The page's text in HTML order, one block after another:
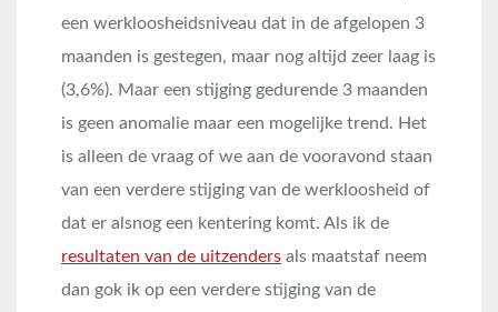
een werkloosheidsniveau dat in de afgelopen 3
maanden is gestegen, maar nog altijd zeer laag is
(3,6%). Maar een stijging gedurende 3 maanden
is geen anomalie maar een mogelijke trend. Het
is alleen de vraag of we aan de vooravond staan
van een verdere stijging van de werkloosheid of
dat er alsnog een kentering komt. Als ik de
resultaten van de uitzenders als maatstaf neem
dan gok ik op een verdere stijging van de